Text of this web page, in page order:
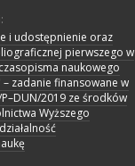
i udostępnienie oraz
pierwszego w
naukowego
zadanie finansowane w
2019 ze środków
Wyższego